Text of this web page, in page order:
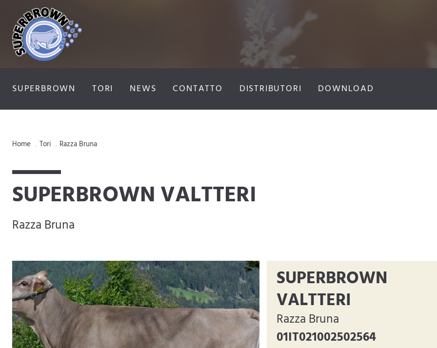
SUPERBROWN TORI NEWS CONTATTO DISTRIBUTORI DOWNLOAD
Home . Tori . Razza Bruna
SUPERBROWN VALTTERI
Razza Bruna
SUPERBROWN
VALTTERI
Razza Bruna
01IT021002502564